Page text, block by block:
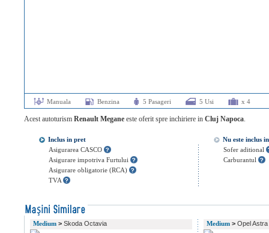
Manuala Benzina 5 Pasageri 5 Usi x 4
Acest autoturism Renault Megane este oferit spre inchiriere in Cluj Napoca
Inclus in pret
Asigurarea CASCO
Asigurare impotriva Furtului
Asigurare obligatorie (RCA)
TVA
Nu este inclus
Sofer aditional
Carburantul
Medium > Skoda Octavia Medium > Opel